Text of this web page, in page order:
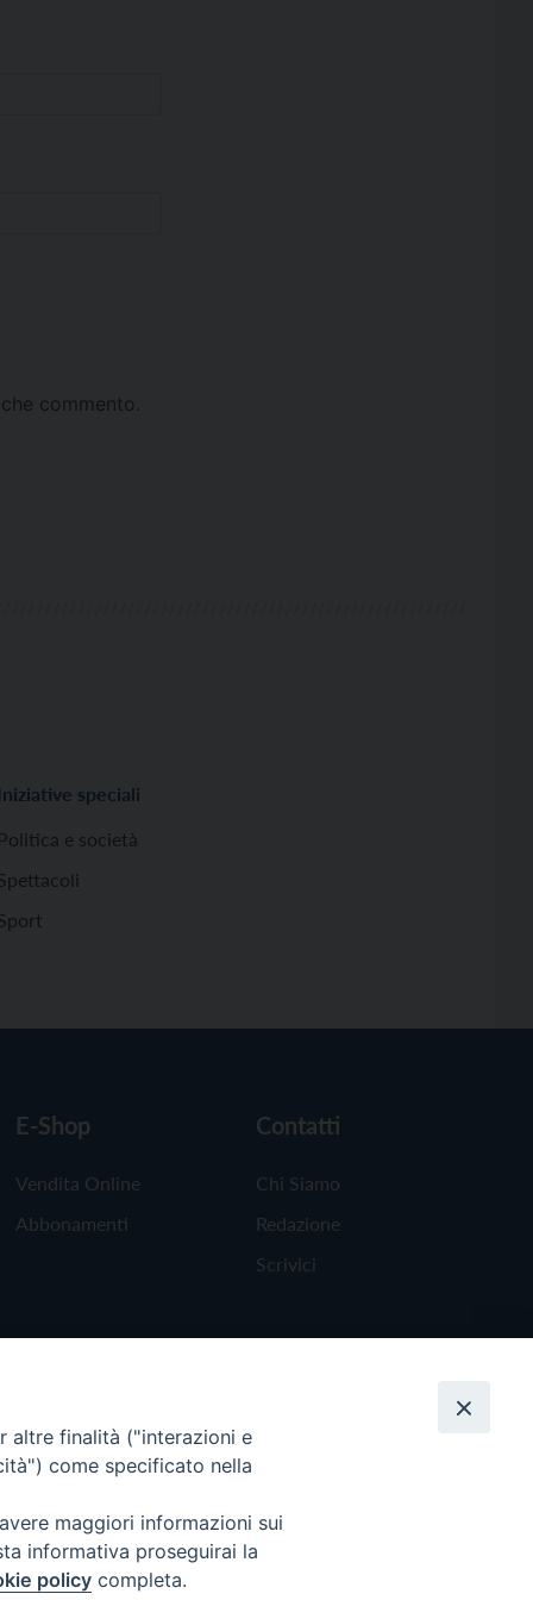
commento.
Iniziative speciali
Politica e società
E-Shop
Vendita Online
Abbonamenti
Contatti
Chi Siamo
Redazione
Scrivici
altre finalità ("interazioni e
come specificato nella
maggiori informazioni sui
informativa proseguirai la
policy completa.